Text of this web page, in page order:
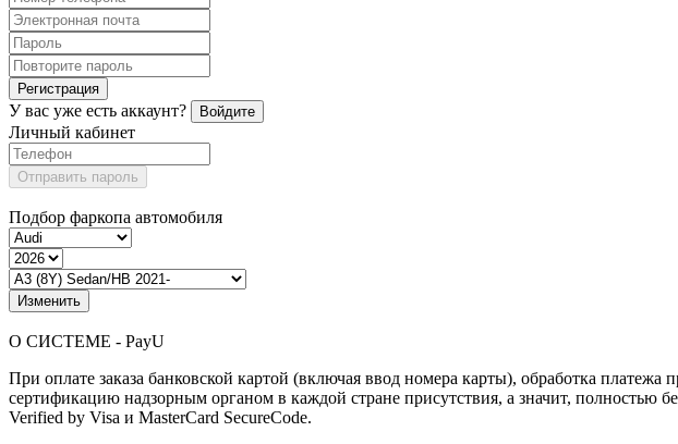
Регистрация
У вас уже есть аккаунт? Войдите
Личный кабинет
Отправить пароль
Подбор фаркопа автомобиля
Изменить
О СИСТЕМЕ - PayU
При оплате заказа банковской картой (включая ввод номера карты), обработка
сертификацию надзорным органом в каждой стране присутствия, а значит, полностью
Verified by Visa и MasterCard SecureCode.